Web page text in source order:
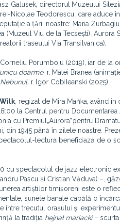
Galusek, directorul Muzeului
Nicolae Teodorescu, care aduce
a țării noastre: Maria
(Muzeul Viu de la Tecșești), Aurora
traseului Via Transilvanica).
Corneliu Porumboiu (2019), iar de la
doarme, r. Matei Branea
Nebunul, r. Igor Cobileanski (2025).
, regizat de Mira Mańka, având
la Centrul pentru Documentarea
cu Premiul„Aurora”pentru
din 1945 până în zilele noastre.
lectură beneficiază de o
cu spectacolul de jazz electronic
Pascu și Cristian Văduva) –,
artiștilor timișoreni este o
sunete banale capătă o
între trecutul orașului și
la tradiția hejnał mariacki– scurta